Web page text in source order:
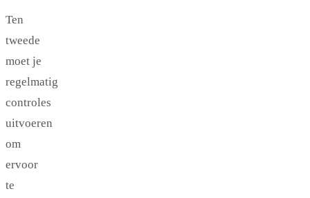
Ten
tweede
moet je
regelmatig
controles
uitvoeren
om
ervoor
te